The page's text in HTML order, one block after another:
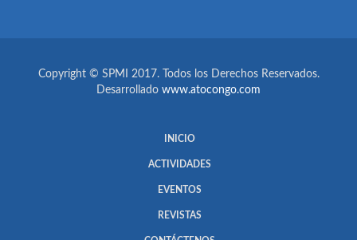
Copyright © SPMI 2017. Todos los Derechos Reservados.
Desarrollado www.atocongo.com
INICIO
ACTIVIDADES
EVENTOS
REVISTAS